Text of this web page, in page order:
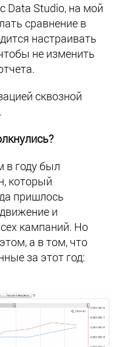
Data Studio, на мой
сравнение в
настраивать
не изменить
сквозной
году был
который
пришлось
и
кампаний. Но
а в том, что
за этот год: